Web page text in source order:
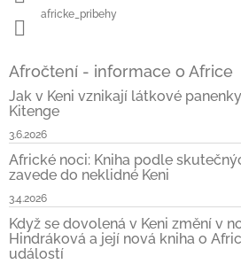
africke_pribehy
Afročtení - informace o Africe
Jak v Keni vznikají látkové
Kitenge
3.6.2026
Africké noci: Kniha podle
zavede do neklidné Keni
3.4.2026
Když se dovolená v Keni změní v
Hindráková a její nová kniha o
událostí